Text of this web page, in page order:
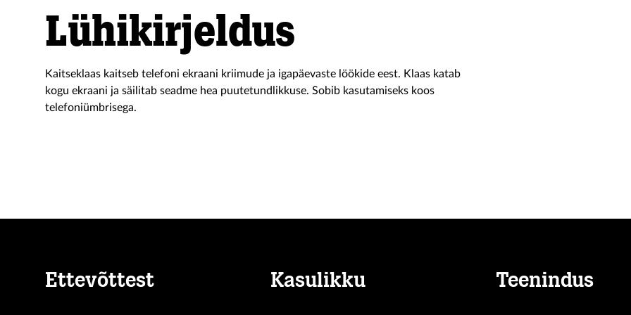
Lühikirjeldus
Kaitseklaas kaitseb telefoni ekraani kriimude ja igapäevaste löökide eest. Klaas katab
kogu ekraani ja säilitab seadme hea puutetundlikkuse. Sobib kasutamiseks koos
telefoniümbrisega.
Ettevõttest Kasulikku Teenindus